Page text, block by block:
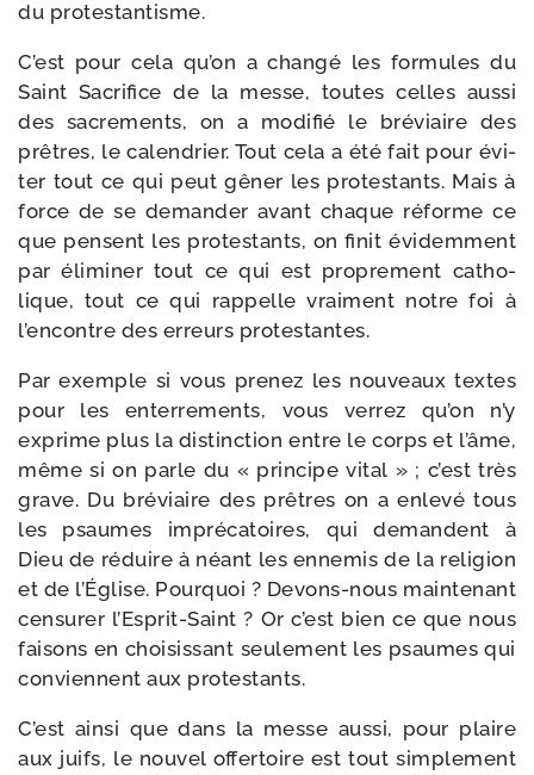
du protestantisme.
C’est pour cela qu’on a chan­gé les for­mules du
Saint Sacrifice de la messe, toutes celles aus­si
des sacre­ments, on a modi­fié le bré­viaire des
prêtres, le calen­drier. Tout cela a été fait pour évi­
ter tout ce qui peut gêner les pro­tes­tants. Mais à
force de se deman­der avant chaque réforme ce
que pensent les pro­tes­tants, on finit évi­dem­ment
par éli­mi­ner tout ce qui est pro­pre­ment catho­
lique, tout ce qui rap­pelle vrai­ment notre foi à
l’encontre des erreurs protestantes.
Par exemple si vous pre­nez les nou­veaux textes
pour les enter­re­ments, vous ver­rez qu’on n’y
exprime plus la dis­tinc­tion entre le corps et l’âme,
même si on parle du « prin­cipe vital » ; c’est très
grave. Du bré­viaire des prêtres on a enle­vé tous
les psaumes impré­ca­toires, qui demandent à
Dieu de réduire à néant les enne­mis de la reli­gion
et de l’Église. Pourquoi ? Devons-​nous main­te­nant
cen­su­rer l’Esprit-Saint ? Or c’est bien ce que nous
fai­sons en choi­sis­sant seule­ment les psaumes qui
conviennent aux protestants.
C’est ain­si que dans la messe aus­si, pour plaire
aux juifs, le nou­vel offer­toire est tout sim­ple­ment